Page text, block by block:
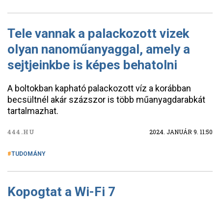
Tele vannak a palackozott vizek
olyan nanoműanyaggal, amely a
sejtjeinkbe is képes behatolni
A boltokban kapható palackozott víz a korábban
becsültnél akár százszor is több műanyagdarabkát
tartalmazhat.
444.HU 2024. JANUÁR 9. 11:50
TUDOMÁNY
Kopogtat a Wi-Fi 7